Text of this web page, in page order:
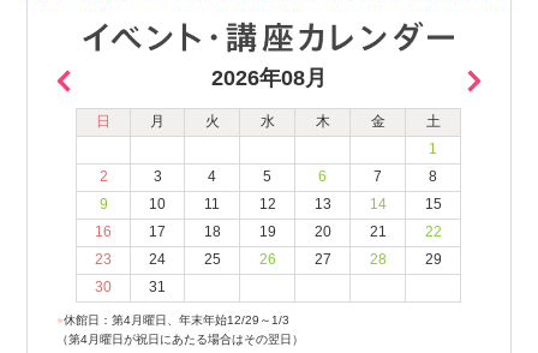
2026年08月
日 月 火 水 木 金
土
1
2
3 4 5 6 7
8
9
10 11 12 13 14
15
16
17 18 19 20 21
22
23
24 25 26 27 28
29
30
31
●休館日：第4月曜日、年末年始12/29～1/3
（第4月曜日が祝日にあたる場合はその翌日）